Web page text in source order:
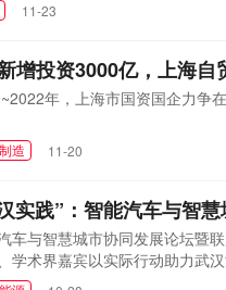
11-23
增投资3000亿，上海自
年，上海市国资国企力争
造 11-20
实践”：智能汽车与智
车与智慧城市协同发展论坛暨
学术界嘉宾以实际行动助力武
实践”。